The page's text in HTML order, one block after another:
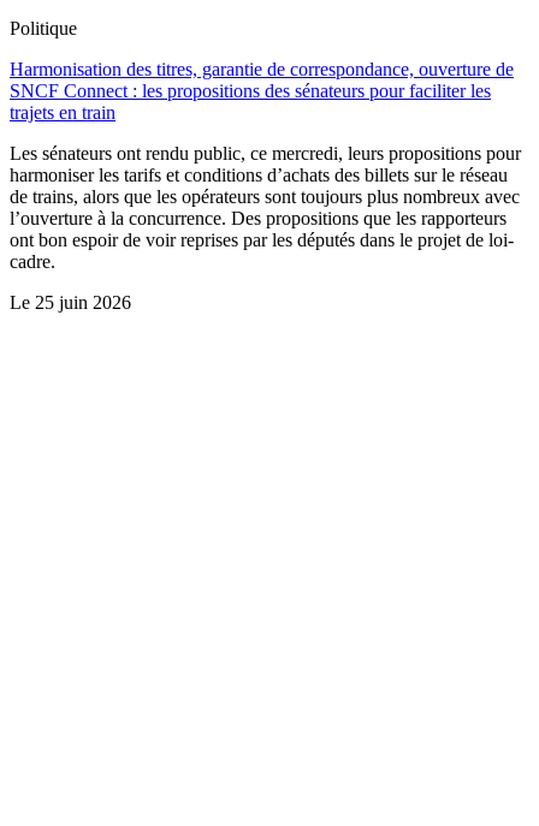
Politique
Harmonisation des titres, garantie de correspondance, ouverture de
SNCF Connect : les propositions des sénateurs pour faciliter les
trajets en train
Les sénateurs ont rendu public, ce mercredi, leurs propositions pour
harmoniser les tarifs et conditions d’achats des billets sur le réseau
de trains, alors que les opérateurs sont toujours plus nombreux avec
l’ouverture à la concurrence. Des propositions que les rapporteurs
ont bon espoir de voir reprises par les députés dans le projet de loi-
cadre.
Le 25 juin 2026